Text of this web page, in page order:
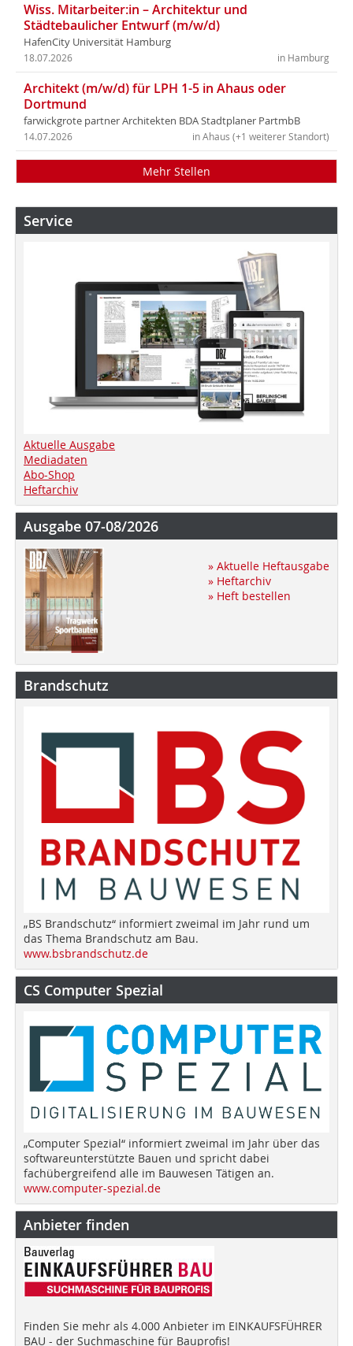
Wiss. Mitarbeiter:in – Architektur und
Städtebaulicher Entwurf (m/w/d)
HafenCity Universität Hamburg
in Hamburg
18.07.2026
Architekt (m/w/d) für LPH 1-5 in Ahaus oder
Dortmund
farwickgrote partner Architekten BDA Stadtplaner PartmbB
in Ahaus (+1 weiterer Standort)
14.07.2026
Mehr Stellen
Service
Aktuelle Ausgabe
Mediadaten
Abo-Shop
Heftarchiv
Ausgabe 07-08/2026
» Aktuelle Heftausgabe
» Heftarchiv
» Heft bestellen
Brandschutz
„BS Brandschutz“ informiert zweimal im Jahr rund um
das Thema Brandschutz am Bau.
www.bsbrandschutz.de
CS Computer Spezial
„Computer Spezial“ informiert zweimal im Jahr über das
softwareunterstützte Bauen und spricht dabei
fachübergreifend alle im Bauwesen Tätigen an.
www.computer-spezial.de
Anbieter finden
Finden Sie mehr als 4.000 Anbieter im EINKAUFSFÜHRER
BAU - der Suchmaschine für Bauprofis!